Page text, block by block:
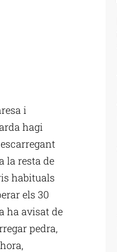
i
hagi
la resta de
habituals
els 30
ha avisat de
pedra,